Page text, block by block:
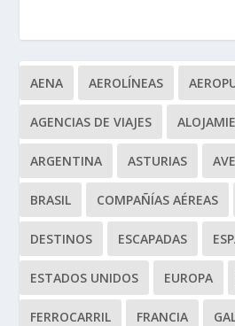
AENA AEROLÍNEAS
AGENCIAS DE VIAJES
ARGENTINA ASTURIAS AVE
BRASIL COMPAÑÍAS AÉREAS
DESTINOS ESCAPADAS
ESTADOS UNIDOS EUROPA
FERROCARRIL FRANCIA